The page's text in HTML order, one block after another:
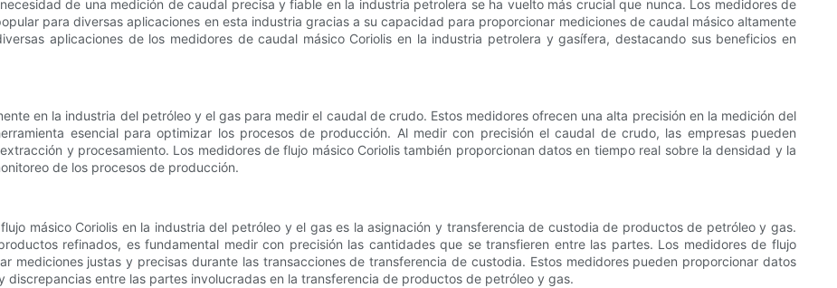
de una medición de caudal precisa y fiable en la industria petrolera se ha vuelto más crucial que nunca. Los medidores de
para diversas aplicaciones en esta industria gracias a su capacidad para proporcionar mediciones de caudal másico altamente
aplicaciones de los medidores de caudal másico Coriolis en la industria petrolera y gasífera, destacando sus beneficios en
en la industria del petróleo y el gas para medir el caudal de crudo. Estos medidores ofrecen una alta precisión en la medición del
esencial para optimizar los procesos de producción. Al medir con precisión el caudal de crudo, las empresas pueden
y procesamiento. Los medidores de flujo másico Coriolis también proporcionan datos en tiempo real sobre la densidad y la
de los procesos de producción.
másico Coriolis en la industria del petróleo y el gas es la asignación y transferencia de custodia de productos de petróleo y gas.
refinados, es fundamental medir con precisión las cantidades que se transfieren entre las partes. Los medidores de flujo
mediciones justas y precisas durante las transacciones de transferencia de custodia. Estos medidores pueden proporcionar datos
entre las partes involucradas en la transferencia de productos de petróleo y gas.